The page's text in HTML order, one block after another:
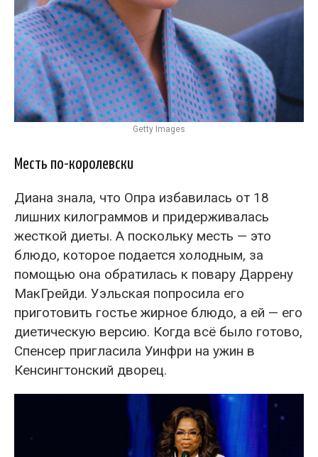
Getty Images
Месть по-королевски
Диана знала, что Опра избавилась от 18
лишних килограммов и придерживалась
жесткой диеты. А поскольку месть — это
блюдо, которое подается холодным, за
помощью она обратилась к повару Даррену
МакГрейди. Уэльская попросила его
приготовить гостье жирное блюдо, а ей — его
диетическую версию. Когда всё было готово,
Спенсер пригласила Уинфри на ужин в
Кенсингтонский дворец.